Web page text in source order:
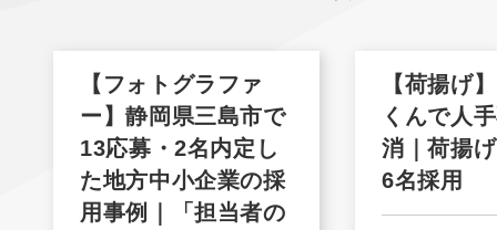
【フォトグラファ
ー】静岡県三島市で
13応募・2名内定し
た地方中小企業の採
用事例｜「担当者の
【荷揚げ
くんで人
消｜荷揚
6名採用